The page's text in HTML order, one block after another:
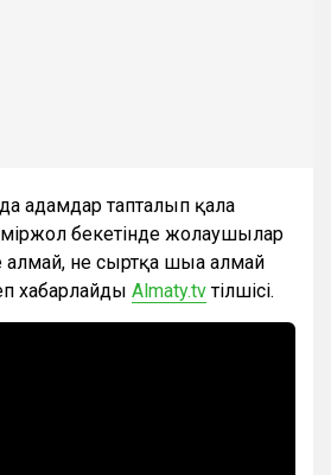
адамдар тапталып қала
бекетінде жолаушылар
алмай, не сыртқа шыға алмай
хабарлайды Almaty.tvтілшісі.